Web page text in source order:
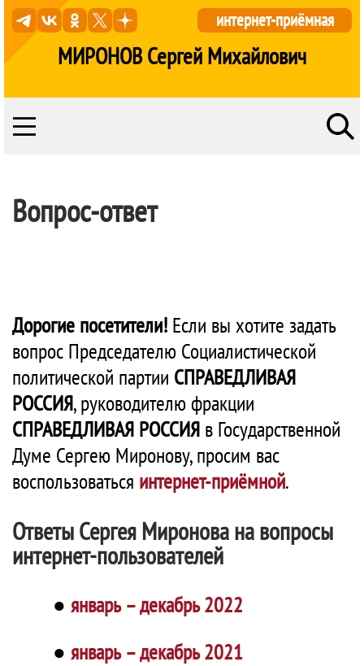
МИРОНОВ Сергей Михайлович
интернет-приёмная
Вопрос-ответ
Дорогие посетители! Если вы хотите задать
вопрос Председателю Социалистической
политической партии СПРАВЕДЛИВАЯ
РОССИЯ, руководителю фракции
СПРАВЕДЛИВАЯ РОССИЯ в Государственной
Думе Сергею Миронову, просим вас
воспользоваться интернет-приёмной.
Ответы Сергея Миронова на вопросы
интернет-пользователей
● январь – декабрь 2022
● январь – декабрь 2021